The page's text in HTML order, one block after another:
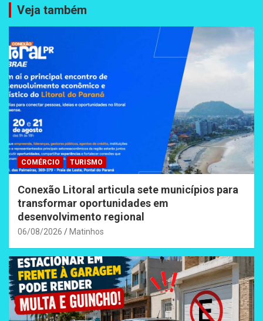
Veja também
COMÉRCIO TURISMO
Conexão Litoral articula sete municípios para
transformar oportunidades em
desenvolvimento regional
06/08/2026 Matinhos